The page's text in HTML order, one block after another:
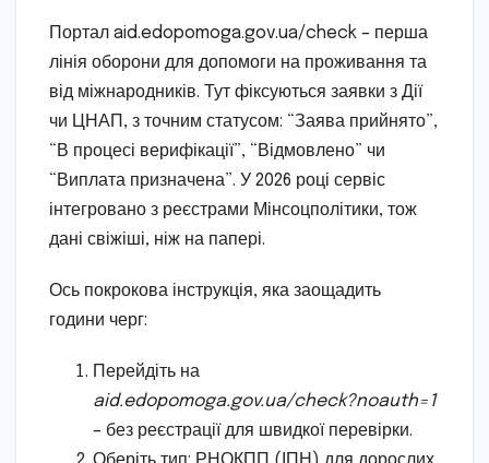
Портал aid.edopomoga.gov.ua/check – перша
лінія оборони для допомоги на проживання та
від міжнародників. Тут фіксуються заявки з Дії
чи ЦНАП, з точним статусом: “Заява прийнято”,
“В процесі верифікації”, “Відмовлено” чи
“Виплата призначена”. У 2026 році сервіс
інтегровано з реєстрами Мінсоцполітики, тож
дані свіжіші, ніж на папері.
Ось покрокова інструкція, яка заощадить
години черг:
Перейдіть на
aid.edopomoga.gov.ua/check?noauth=1
– без реєстрації для швидкої перевірки.